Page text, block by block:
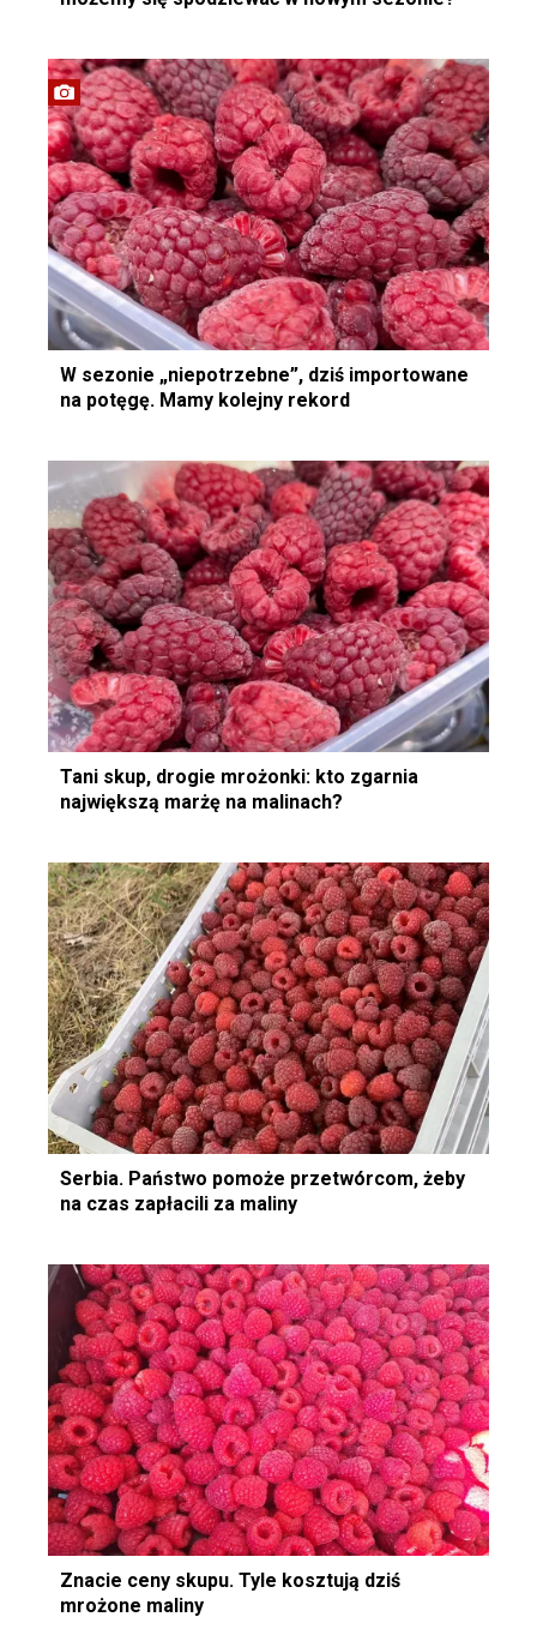
W sezonie „niepotrzebne”, dziś importowane
na potęgę. Mamy kolejny rekord
Tani skup, drogie mrożonki: kto zgarnia
największą marżę na malinach?
Serbia. Państwo pomoże przetwórcom, żeby
na czas zapłacili za maliny
Znacie ceny skupu. Tyle kosztują dziś
mrożone maliny